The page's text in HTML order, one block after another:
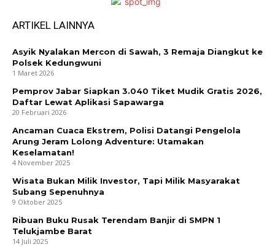
ARTIKEL LAINNYA
Asyik Nyalakan Mercon di Sawah, 3 Remaja Diangkut ke
Polsek Kedungwuni
1 Maret 2026
Pemprov Jabar Siapkan 3.040 Tiket Mudik Gratis 2026,
Daftar Lewat Aplikasi Sapawarga
20 Februari 2026
Ancaman Cuaca Ekstrem, Polisi Datangi Pengelola
Arung Jeram Lolong Adventure: Utamakan
Keselamatan!
4 November 2025
Wisata Bukan Milik Investor, Tapi Milik Masyarakat
Subang Sepenuhnya
9 Oktober 2025
Ribuan Buku Rusak Terendam Banjir di SMPN 1
Telukjambe Barat
14 Juli 2025